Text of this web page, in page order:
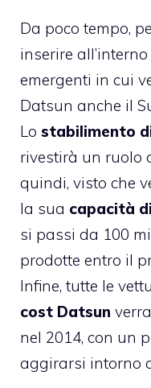
Da poco tempo,
inserire
emergenti in cui
Datsun anche il
Lo stabilimento
rivestirà un ruolo
quindi, visto che
la sua capacità
si passi da 100
prodotte entro il
Infine, tutte le
cost Datsun
nel 2014, con un
aggirarsi intorno